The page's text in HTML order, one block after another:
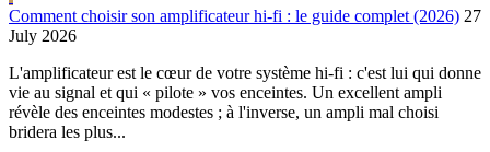
Comment choisir son amplificateur hi-fi : le guide complet (2026) 27
July 2026
L'amplificateur est le cœur de votre système hi-fi : c'est lui qui donne
vie au signal et qui « pilote » vos enceintes. Un excellent ampli
révèle des enceintes modestes ; à l'inverse, un ampli mal choisi
bridera les plus...